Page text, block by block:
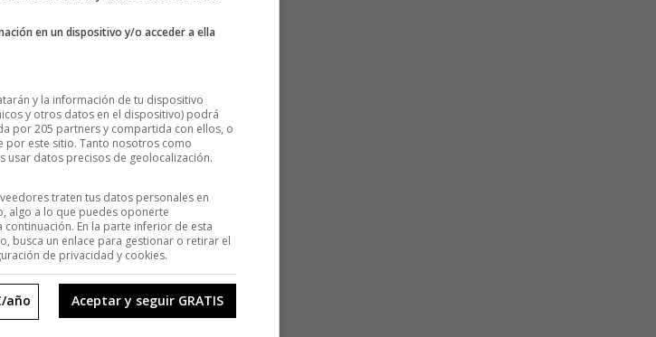
en un dispositivo y/o acceder a ella
y la información de tu dispositivo
y otros datos en el dispositivo) podrá
por 205 partners y compartida con ellos, o
por este sitio. Tanto nosotros como
usar datos precisos de geolocalización.
traten tus datos personales en
algo a lo que puedes oponerte
En la parte inferior de esta
busca un enlace para gestionar o retirar el
de privacidad y cookies.
Aceptar y seguir GRATIS
año